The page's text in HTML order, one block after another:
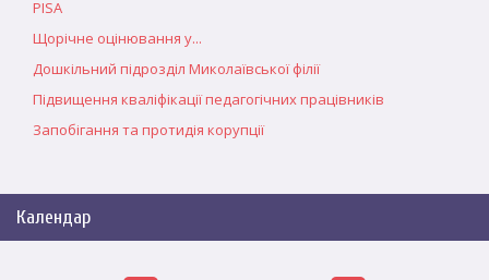
PISA
Щорічне оцінювання у...
Дошкільний підрозділ Миколаївської філії
Підвищення кваліфікації педагогічних працівників
Запобігання та протидія корупції
Календар